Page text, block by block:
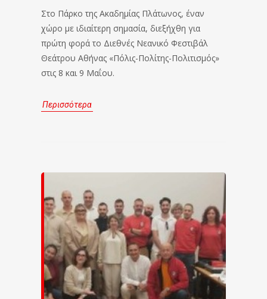
Στο Πάρκο της Ακαδημίας Πλάτωνος, έναν
χώρο με ιδιαίτερη σημασία, διεξήχθη για
πρώτη φορά το Διεθνές Νεανικό Φεστιβάλ
Θεάτρου Αθήνας «Πόλις-Πολίτης-Πολιτισμός»
στις 8 και 9 Μαΐου.
Περισσότερα